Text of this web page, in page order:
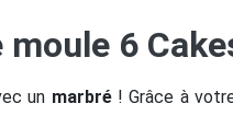
6
un marbré! Grâce à